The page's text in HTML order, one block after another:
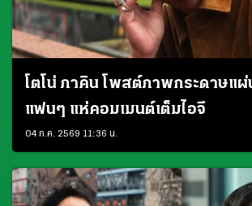
โตโน่ ภาคิน โพสต์ภาพกระดาษแผ่
แฟนๆ แห่คอมเมนต์เต็มไอจี
04 ก.ค. 2569 11:36 น.